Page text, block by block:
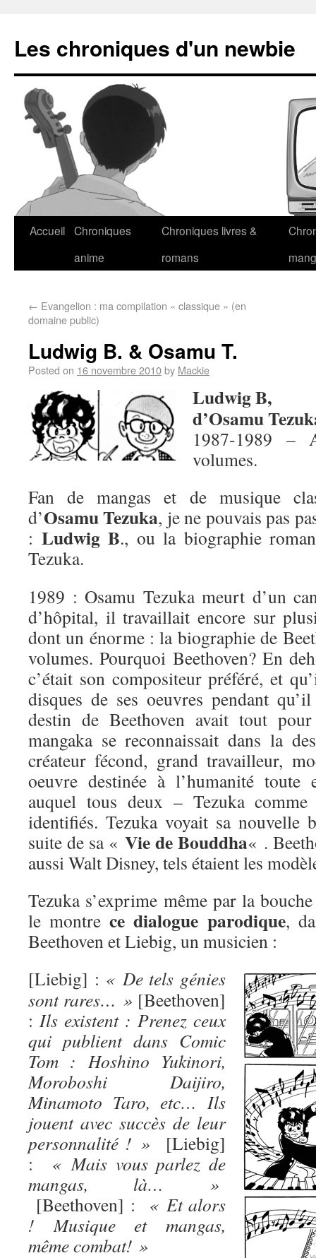
Les chroniques d'un newbie
Accueil Chroniques
anime
Chroniques livres &
romans
← Evangelion : ma compilation « classique » (en
domaine public)
Ludwig B. & Osamu T.
Posted on 16 novembre 2010by Mackie
Ludwig B,
d’Osamu
1987-1989 –
volumes.
Fan de mangas et de musique
d’Osamu Tezuka, je ne pouvais pas
: Ludwig B., ou la biographie
Tezuka.
1989 : Osamu Tezuka meurt d’un
d’hôpital, il travaillait encore sur
dont un énorme : la biographie de
volumes. Pourquoi Beethoven? En
c’était son compositeur préféré, et
disques de ses oeuvres pendant
destin de Beethoven avait tout
mangaka se reconnaissait dans la
créateur fécond, grand travailleur,
oeuvre destinée à l’humanité toute
auquel tous deux – Tezuka
identifiés. Tezuka voyait sa nouvelle
suite de sa « Vie de Bouddha« .
aussi Walt Disney, tels étaient les
Tezuka s’exprime même par la
le montrece dialogue parodique,
Beethoven et Liebig, un musicien :
[Liebig] : « De tels génies
sont rares… » [Beethoven]
: Ils existent : Prenez ceux
qui publient dans Comic
Tom : Hoshino Yukinori,
Moroboshi Daijiro,
Minamoto Taro, etc… Ils
jouent avec succès de leur
personnalité ! »
[Liebig]
:
« Mais vous parlez de
mangas, là… »
[Beethoven] :
« Et alors
! Musique et mangas,
même combat! »